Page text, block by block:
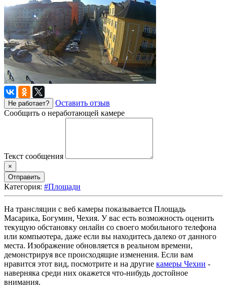
Не работает?
Оставить отзыв
Сообщить о неработающей камере
Текст сообщения
×
Отправить
Категория: #Площади
На трансляции с веб камеры показывается Площадь
Масарика, Богумин, Чехия. У вас есть возможность оценить
текущую обстановку онлайн со своего мобильного телефона
или компьютера, даже если вы находитесь далеко от данного
места. Изображение обновляется в реальном времени,
демонстрируя все происходящие изменения. Если вам
нравится этот вид, посмотрите и на другие камеры Чехии -
наверняка среди них окажется что-нибудь достойное
внимания.